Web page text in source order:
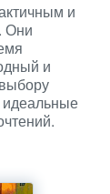
и
Они
и